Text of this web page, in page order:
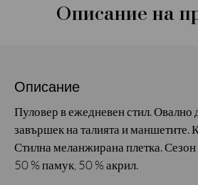
Описание на
Описание
Пуловер в ежедневен стил. Овално
завършек на талията и маншетите.
Стилна меланжирана плетка.
50 % памук, 50 % акрил.